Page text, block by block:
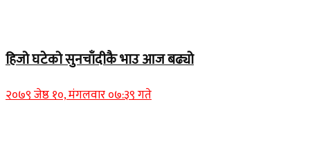
हिजो घटेको सुनचाँदीकै भाउ आज बढ्यो
२०७९ जेष्ठ १०, मंगलवार ०७:३९ गते